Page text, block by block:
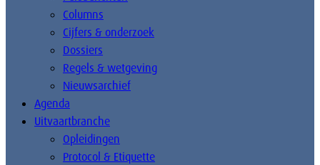
Columns
Cijfers & onderzoek
Dossiers
Regels & wetgeving
Nieuwsarchief
Agenda
Uitvaartbranche
Opleidingen
Protocol & Etiquette